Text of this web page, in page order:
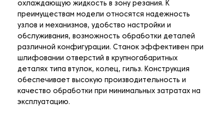
охлаждающую жидкость в зону резания. К
преимуществам модели относятся надежность
узлов и механизмов, удобство настройки и
обслуживания, возможность обработки деталей
различной конфигурации. Станок эффективен при
шлифовании отверстий в крупногабаритных
деталях типа втулок, колец, гильз. Конструкция
обеспечивает высокую производительность и
качество обработки при минимальных затратах на
эксплуатацию.